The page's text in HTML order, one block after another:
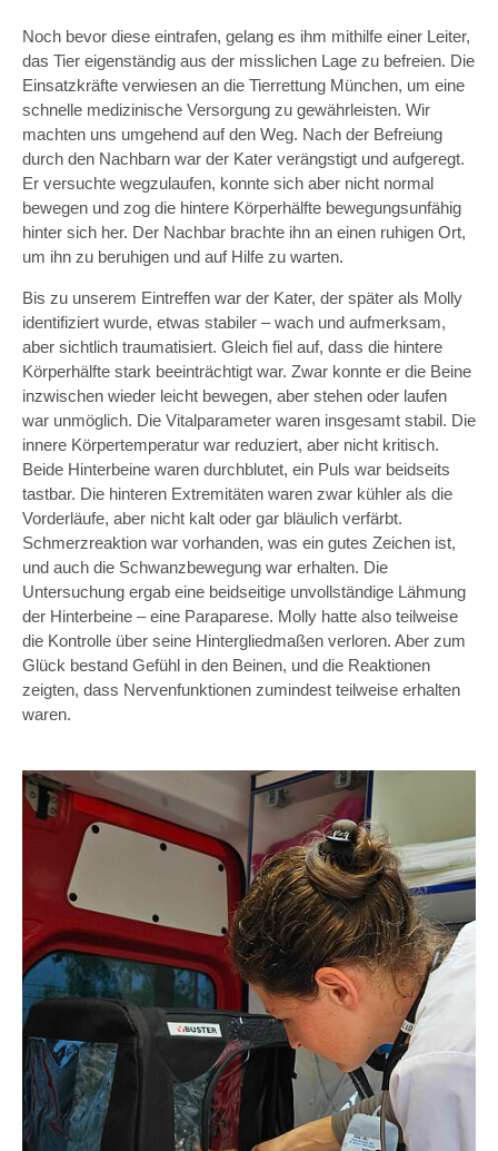
Noch bevor diese eintrafen, gelang es ihm mithilfe einer Leiter,
das Tier eigenständig aus der misslichen Lage zu befreien. Die
Einsatzkräfte verwiesen an die Tierrettung München, um eine
schnelle medizinische Versorgung zu gewährleisten. Wir
machten uns umgehend auf den Weg. Nach der Befreiung
durch den Nachbarn war der Kater verängstigt und aufgeregt.
Er versuchte wegzulaufen, konnte sich aber nicht normal
bewegen und zog die hintere Körperhälfte bewegungsunfähig
hinter sich her. Der Nachbar brachte ihn an einen ruhigen Ort,
um ihn zu beruhigen und auf Hilfe zu warten.
Bis zu unserem Eintreffen war der Kater, der später als Molly
identifiziert wurde, etwas stabiler – wach und aufmerksam,
aber sichtlich traumatisiert. Gleich fiel auf, dass die hintere
Körperhälfte stark beeinträchtigt war. Zwar konnte er die Beine
inzwischen wieder leicht bewegen, aber stehen oder laufen
war unmöglich. Die Vitalparameter waren insgesamt stabil. Die
innere Körpertemperatur war reduziert, aber nicht kritisch.
Beide Hinterbeine waren durchblutet, ein Puls war beidseits
tastbar. Die hinteren Extremitäten waren zwar kühler als die
Vorderläufe, aber nicht kalt oder gar bläulich verfärbt.
Schmerzreaktion war vorhanden, was ein gutes Zeichen ist,
und auch die Schwanzbewegung war erhalten. Die
Untersuchung ergab eine beidseitige unvollständige Lähmung
der Hinterbeine – eine Paraparese. Molly hatte also teilweise
die Kontrolle über seine Hintergliedmaßen verloren. Aber zum
Glück bestand Gefühl in den Beinen, und die Reaktionen
zeigten, dass Nervenfunktionen zumindest teilweise erhalten
waren.